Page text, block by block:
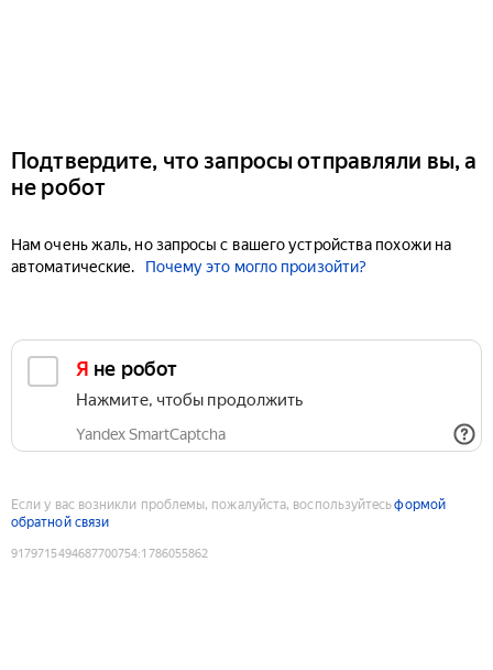
Подтвердите, что запросы отправляли вы, а
не робот
Нам очень жаль, но запросы с вашего устройства похожи на
автоматические.
Почему это могло произойти?
Я не робот
Нажмите, чтобы продолжить
Yandex SmartCaptcha
Если у вас возникли проблемы, пожалуйста, воспользуйтесьформой
обратной связи
9179715494687700754:1786055862